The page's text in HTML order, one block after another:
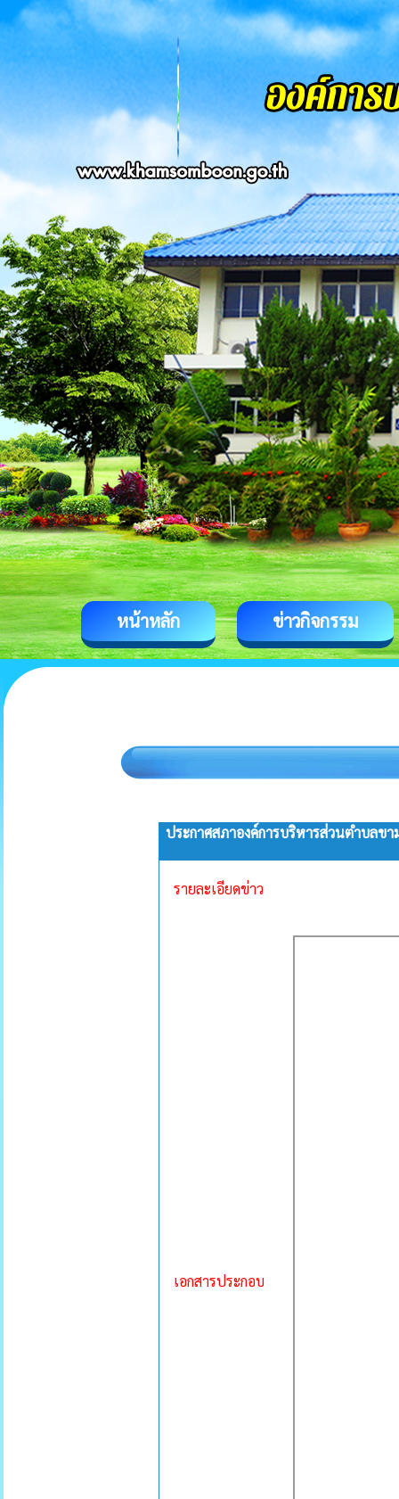
หน้าหลัก ข่าวกิจกรรม
ประกาศสภาองค์การบริหารส่วนตำบลข
รายละเอียดข่าว
เอกสารประกอบ